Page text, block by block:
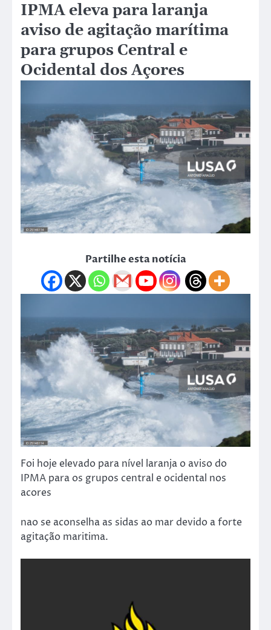
IPMA eleva para laranja
aviso de agitação marítima
para grupos Central e
Ocidental dos Açores
Partilhe esta notícia
Foi hoje elevado para nível laranja o aviso do
IPMA para os grupos central e ocidental nos
acores
nao se aconselha as sidas ao mar devido a forte
agitação maritima.